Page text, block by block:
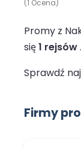
(1 Ocena)
Promy z
się1 rejsów.
Sprawdź
Firmy